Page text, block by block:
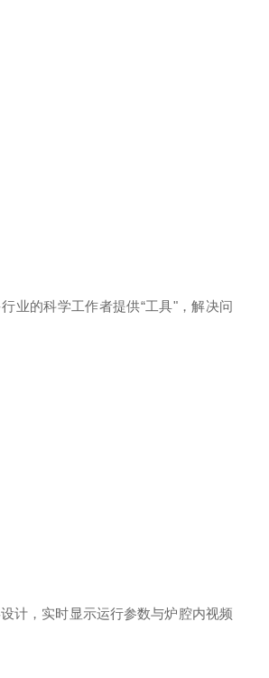
业的科学工作者提供“工具"，解决问
计，实时显示运行参数与炉腔内视频